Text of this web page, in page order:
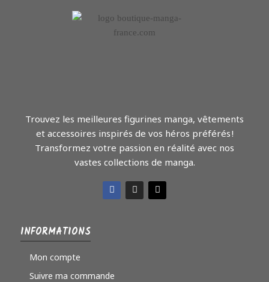
Trouvez les meilleures figurines manga, vêtements
et accessoires inspirés de vos héros préférés !
Transformez votre passion en réalité avec nos
vastes collections de manga.
INFORMATIONS
Mon compte
Suivre ma commande